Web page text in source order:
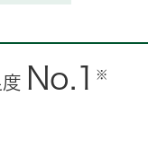
No.1 ※